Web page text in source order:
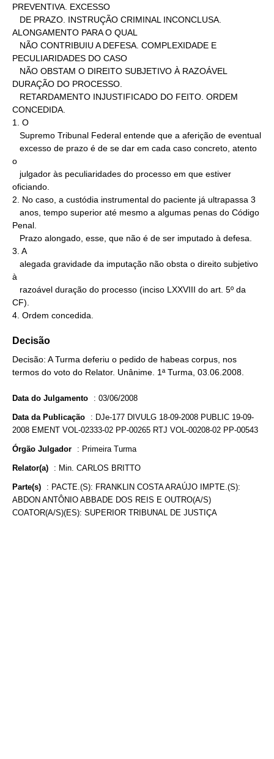
PREVENTIVA. EXCESSO
ALONGAMENTO PARA O QUAL
PECULIARIDADES DO CASO
DURAÇÃO DO PROCESSO.
CONCEDIDA.
1. O
o
oficiando.
2. No caso, a custódia instrumental do paciente já ultrapassa 3
Penal.
3. A
à
CF).
4. Ordem concedida.
Decisão
Decisão: A Turma deferiu o pedido de habeas corpus, nos
termos do voto do Relator. Unânime. 1ª Turma, 03.06.2008.
Data do Julgamento : 03/06/2008
Data da Publicação : DJe-177 DIVULG 18-09-2008 PUBLIC 19-09-
2008 EMENT VOL-02333-02 PP-00265 RTJ VOL-00208-02 PP-00543
Órgão Julgador : Primeira Turma
Relator(a) : Min. CARLOS BRITTO
Parte(s) : PACTE.(S): FRANKLIN COSTA ARAÚJO IMPTE.(S):
ABDON ANTÔNIO ABBADE DOS REIS E OUTRO(A/S)
COATOR(A/S)(ES): SUPERIOR TRIBUNAL DE JUSTIÇA